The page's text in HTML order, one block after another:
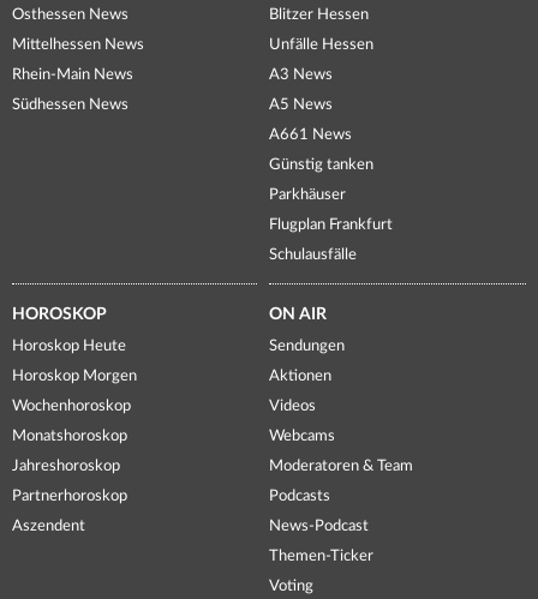
Osthessen News
Mittelhessen News
Rhein-Main News
Südhessen News
Blitzer Hessen
Unfälle Hessen
A3 News
A5 News
A661 News
Günstig tanken
Parkhäuser
Flugplan Frankfurt
Schulausfälle
HOROSKOP
Horoskop Heute
Horoskop Morgen
Wochenhoroskop
Monatshoroskop
Jahreshoroskop
Partnerhoroskop
Aszendent
ON AIR
Sendungen
Aktionen
Videos
Webcams
Moderatoren & Team
Podcasts
News-Podcast
Themen-Ticker
Voting